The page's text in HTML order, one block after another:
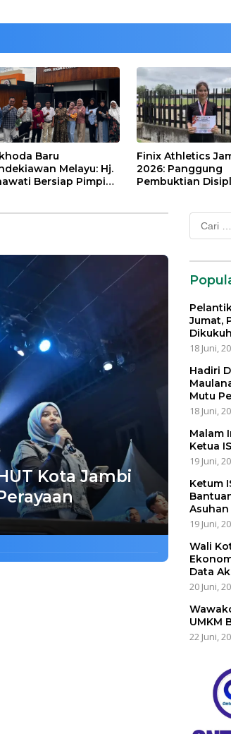
Baru
Melayu: Hj.
Bersiap Pimpin
Finix Athletics
2026: Panggung
Pembuktian
Kota Jambi
Cari
untuk:
Jumat,
18 Juni,
Hadiri
Mutu
18 Juni,
Malam
Ketua
19 Juni,
Ketum
Asuhan
19 Juni,
Wali
Data
20 Juni,
UMKM
22 Juni,